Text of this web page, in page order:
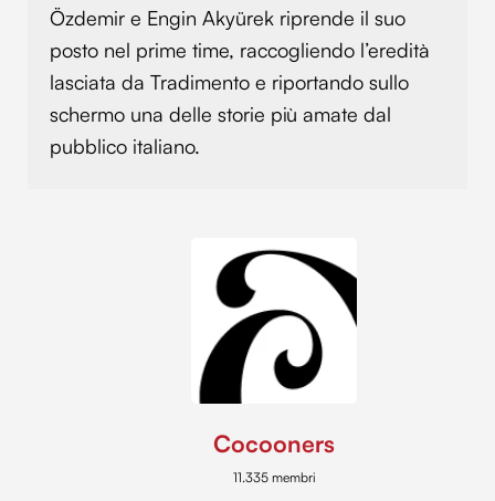
nostri partner che si occupano di analisi dei dati web,
con altre informazioni che hai fornito loro o che hanno
raccolto dal tuo utilizzo dei loro servizi.
Özdemir e Engin Akyürek riprende il suo
posto nel prime time, raccogliendo l’eredità
lasciata da Tradimento e riportando sullo
schermo una delle storie più amate dal
pubblico italiano.
Cocooners
11.335 membri